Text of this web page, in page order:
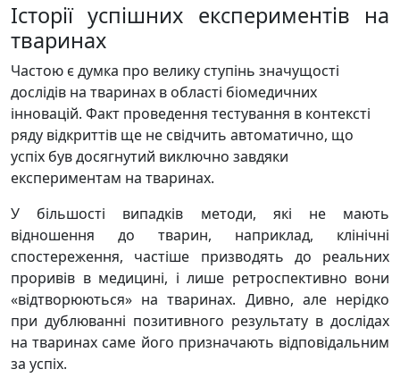
Історії успішних експериментів на
тваринах
Частою є думка про велику ступінь значущості
дослідів на тваринах в області біомедичних
інновацій. Факт проведення тестування в контексті
ряду відкриттів ще не свідчить автоматично, що
успіх був досягнутий виключно завдяки
експериментам на тваринах.
У більшості випадків методи, які не мають
відношення до тварин, наприклад, клінічні
спостереження, частіше призводять до реальних
проривів в медицині, і лише ретроспективно вони
«відтворюються» на тваринах. Дивно, але нерідко
при дублюванні позитивного результату в дослідах
на тваринах саме його призначають відповідальним
за успіх.